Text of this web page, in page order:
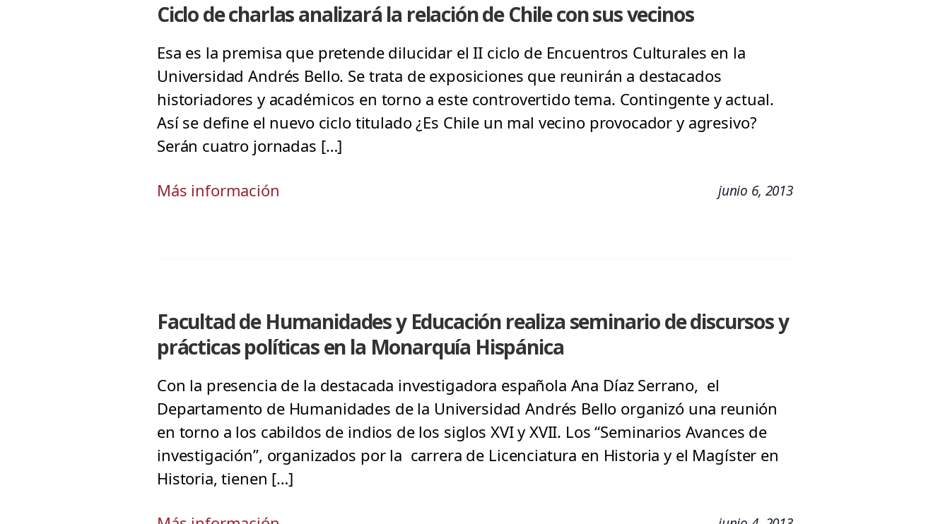
Ciclo de charlas analizará la relación de Chile con sus vecinos
Esa es la premisa que pretende dilucidar el II ciclo de Encuentros Culturales en la
Universidad Andrés Bello. Se trata de exposiciones que reunirán a destacados
historiadores y académicos en torno a este controvertido tema. Contingente y actual.
Así se define el nuevo ciclo titulado ¿Es Chile un mal vecino provocador y agresivo?
Serán cuatro jornadas […]
Más información junio 6, 2013
Facultad de Humanidades y Educación realiza seminario de discursos y
prácticas políticas en la Monarquía Hispánica
Con la presencia de la destacada investigadora española Ana Díaz Serrano, el
Departamento de Humanidades de la Universidad Andrés Bello organizó una reunión
en torno a los cabildos de indios de los siglos XVI y XVII. Los “Seminarios Avances de
investigación”, organizados por la carrera de Licenciatura en Historia y el Magíster en
Historia, tienen […]